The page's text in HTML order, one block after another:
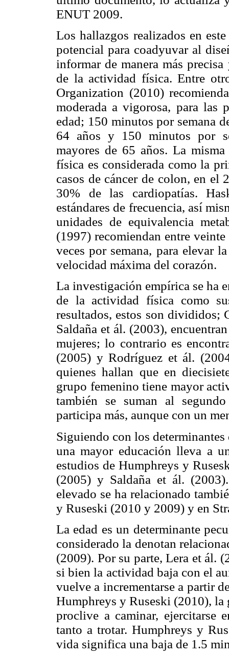
ENUT 2009.
Los hallazgos realizados en
potencial para coadyuvar al
informar de manera más
de la actividad física. Entre
Organization (2010)
moderada a vigorosa, para las
edad; 150 minutos por semana
64 años y 150 minutos por
mayores de 65 años. La
física es considerada como la
casos de cáncer de colon, en el
30% de las cardiopatías.
estándares de frecuencia, así
unidades de equivalencia
(1997) recomiendan entre
veces por semana, para elevar
velocidad máxima del corazón.
La investigación empírica se ha
de la actividad física como
resultados, estos son divididos;
Saldaña et ál. (2003),
mujeres; lo contrario es
(2005) y Rodríguez et ál.
quienes hallan que en
grupo femenino tiene mayor
también se suman al
participa más, aunque con un
Siguiendo con los determinantes
una mayor educación lleva a
estudios de Humphreys y
(2005) y Saldaña et ál.
elevado se ha relacionado
y Ruseski (2010 y 2009) y en
La edad es un determinante
considerado la denotan
(2009). Por su parte, Lera et ál.
si bien la actividad baja con el
vuelve a incrementarse a partir
Humphreys y Ruseski (2010), la
proclive a caminar, ejercitarse
tanto a trotar. Humphreys y
vida significa una baja de 1.5